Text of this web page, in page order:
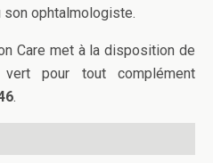
ophtalmologiste.
Care met à la disposition de
pour tout complément
.